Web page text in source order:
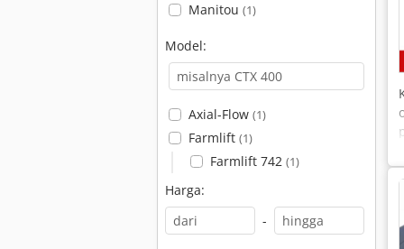
Manitou (1)
Model:
Axial-Flow (1)
Farmlift (1)
Farmlift 742 (1)
Harga:
-